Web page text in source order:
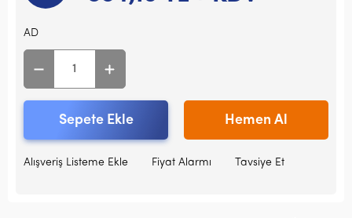
AD
Sepete Ekle Hemen Al
Alışveriş Listeme Ekle Fiyat Alarmı Tavsiye Et